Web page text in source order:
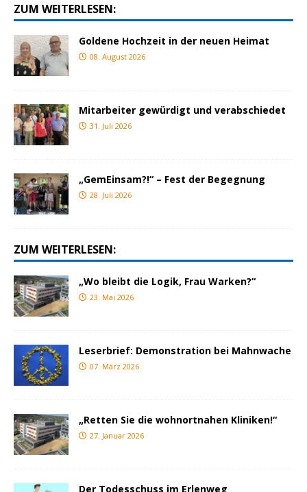
ZUM WEITERLESEN:
Goldene Hochzeit in der neuen Heimat
08. August 2026
Mitarbeiter gewürdigt und verabschiedet
31. Juli 2026
„GemEinsam?!“ – Fest der Begegnung
28. Juli 2026
ZUM WEITERLESEN:
„Wo bleibt die Logik, Frau Warken?“
23. Mai 2026
Leserbrief: Demonstration bei Mahnwache
07. März 2026
„Retten Sie die wohnortnahen Kliniken!“
27. Januar 2026
Der Todesschuss im Erlenweg